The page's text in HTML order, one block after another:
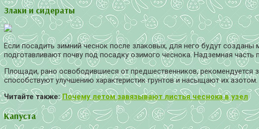
Злаки и сидераты
Если посадить зимний чеснок после злаковых, для него будут
подготавливают почву под посадку озимого чеснока. Надземная
Площади, рано освободившиеся от предшественников, рекомендуется
способствуют улучшению характеристик грунтов и насыщают их азотом.
Читайте также:Почему летом завязывают листья чеснока в узел
Капуста